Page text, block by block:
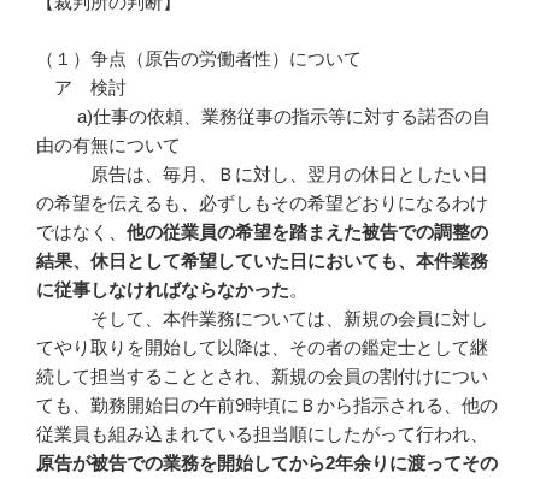
（１）争点（原告の労働者性）について
ア 検討
a)仕事の依頼、業務従事の指示等に対する諾否の自
由の有無について
原告は、毎月、Ｂに対し、翌月の休日としたい日
の希望を伝えるも、必ずしもその希望どおりになるわけ
ではなく、 他の従業員の希望を踏まえた被告での調整の
結果、休日として希望していた日においても、本件業務
に従事しなければならなかった。
そして、本件業務については、新規の会員に対し
てやり取りを開始して以降は、その者の鑑定士として継
続して担当することとされ、新規の会員の割付けについ
ても、勤務開始日の午前9時頃にＢから指示される、他の
従業員も組み込まれている担当順にしたがって行われ、
原告が被告での業務を開始してから2年余りに渡ってその